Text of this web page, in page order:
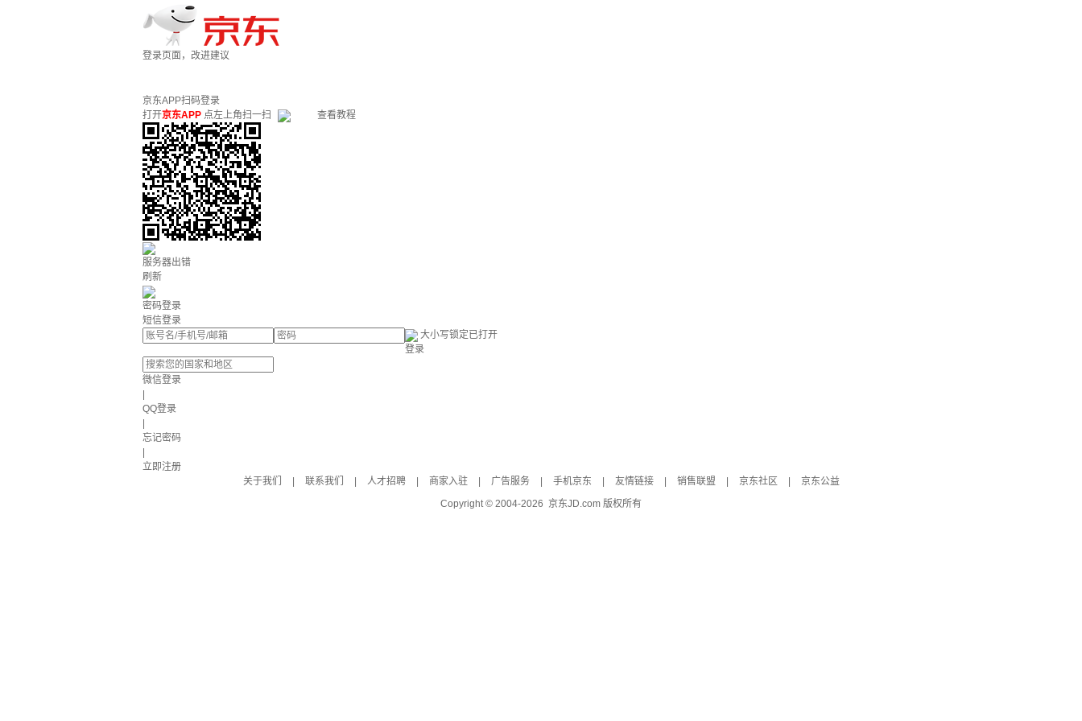
登录页面，改进建议
京东APP扫码登录
打开京东APP 点左上角扫一扫 查看教程
服务器出错
刷新
密码登录
短信登录
大小写锁定已打开
登录
微信登录
QQ登录
忘记密码
立即注册
关于我们
联系我们 人才招聘 商家入驻 广告服务 手机京东 友情链接 销售联盟 京东社区
京东公益
Copyright © 2004-2026 京东JD.com 版权所有